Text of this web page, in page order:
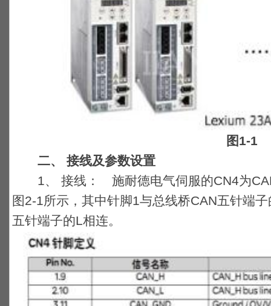
图1-1
二、 接线及参数设置
1、 接线： 施耐德电气伺服的CN4为
图2-1所示，其中针脚1与总线桥CAN五针端
五针端子的L相连。